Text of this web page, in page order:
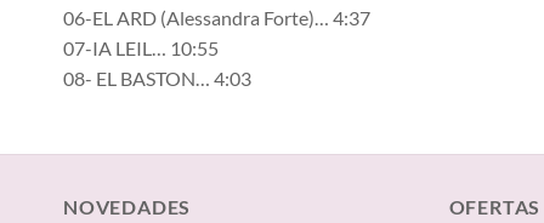
06-EL ARD (Alessandra Forte)… 4:37
07-IA LEIL… 10:55
08- EL BASTON… 4:03
NOVEDADES OFERTAS